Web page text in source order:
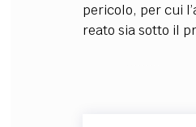
pericolo, per cui
reato sia sotto il